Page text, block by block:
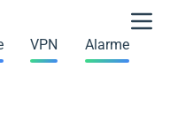
VPN Alarme